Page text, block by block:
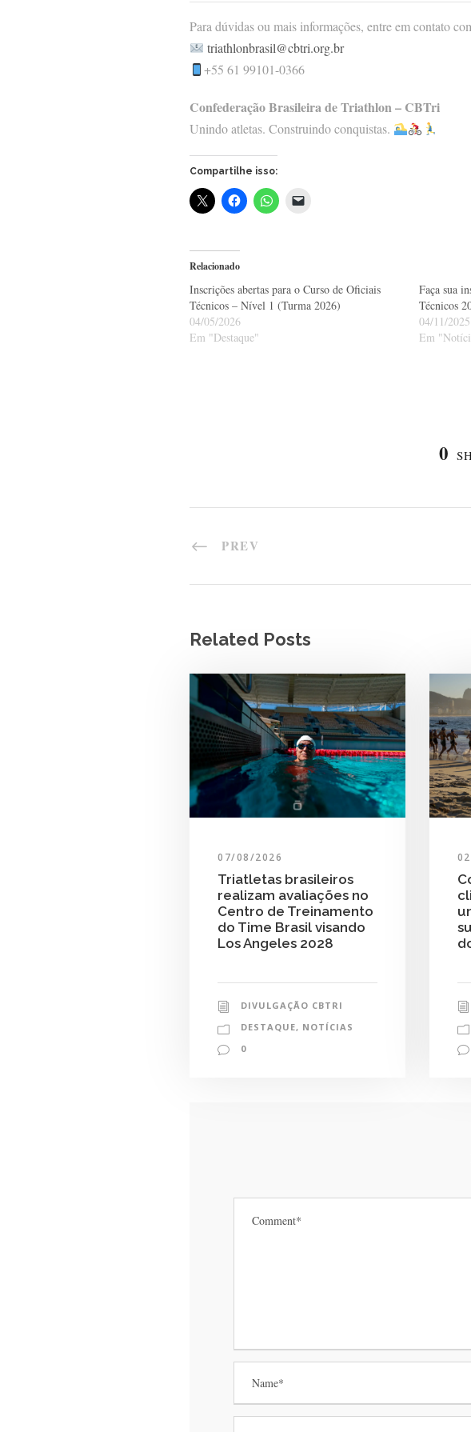
Para dúvidas ou mais informações, entre em contato
triathlonbrasil@cbtri.org.br
+55 61 99101-0366
Confederação Brasileira de Triathlon – CBTri
Unindo atletas. Construindo conquistas.
Compartilhe isso:
Relacionado
Inscrições abertas para o Curso de Oficiais
Técnicos – Nível 1 (Turma 2026)
04/05/2026
Em "Destaque"
Faça sua
Técnicos
04/11/2025
Em
0
PREV
Related Posts
07/08/2026
Triatletas brasileiros
realizam avaliações no
Centro de Treinamento
do Time Brasil visando
Los Angeles 2028
DIVULGAÇÃO CBTRI
DESTAQUE, NOTÍCIAS
0